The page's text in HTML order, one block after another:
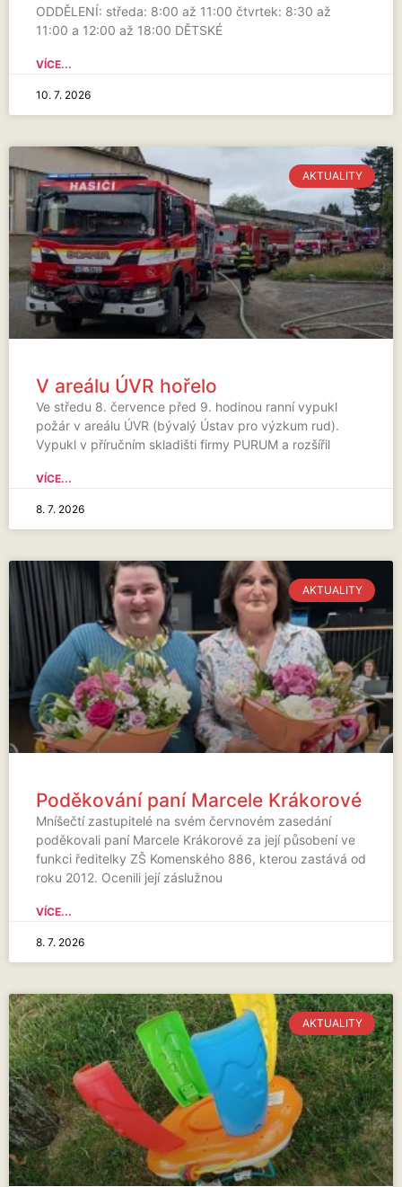
ODDĚLENÍ: středa: 8:00 až 11:00 čtvrtek: 8:30 až
11:00 a 12:00 až 18:00 DĚTSKÉ
VÍCE...
10. 7. 2026
AKTUALITY
V areálu ÚVR hořelo
Ve středu 8. července před 9. hodinou ranní vypukl
požár v areálu ÚVR (bývalý Ústav pro výzkum rud).
Vypukl v příručním skladišti firmy PURUM a rozšířil
VÍCE...
8. 7. 2026
AKTUALITY
Poděkování paní Marcele Krákorové
Mníšečtí zastupitelé na svém červnovém zasedání
poděkovali paní Marcele Krákorové za její působení ve
funkci ředitelky ZŠ Komenského 886, kterou zastává od
roku 2012. Ocenili její záslužnou
VÍCE...
8. 7. 2026
AKTUALITY